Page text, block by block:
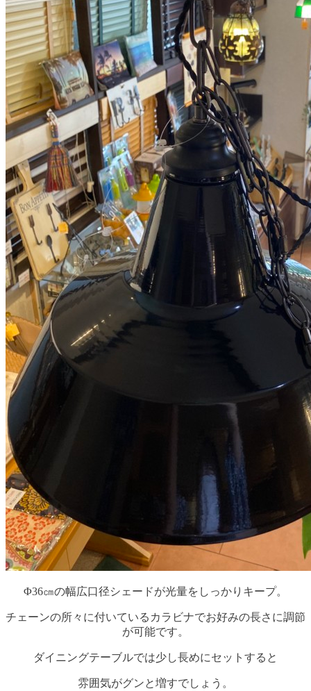
Φ36㎝の幅広口径シェードが光量をしっかりキープ。
チェーンの所々に付いているカラビナでお好みの長さに調節
が可能です。
ダイニングテーブルでは少し長めにセットすると
雰囲気がグンと増すでしょう。